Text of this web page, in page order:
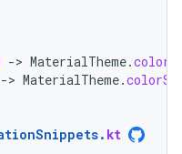
-> MaterialTheme.
-> MaterialTheme.
. kt